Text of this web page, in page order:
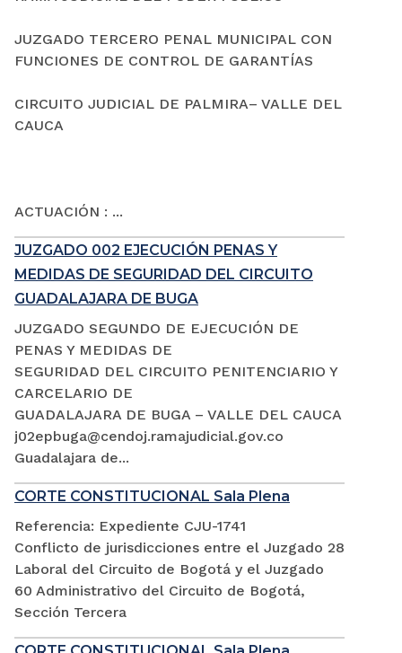
JUZGADO TERCERO PENAL MUNICIPAL CON
FUNCIONES DE CONTROL DE GARANTÍAS
CIRCUITO JUDICIAL DE PALMIRA– VALLE DEL
CAUCA
ACTUACIÓN : ...
JUZGADO 002 EJECUCIÓN PENAS Y
MEDIDAS DE SEGURIDAD DEL CIRCUITO
GUADALAJARA DE BUGA
JUZGADO SEGUNDO DE EJECUCIÓN DE
PENAS Y MEDIDAS DE
SEGURIDAD DEL CIRCUITO PENITENCIARIO Y
CARCELARIO DE
GUADALAJARA DE BUGA – VALLE DEL CAUCA
j02epbuga@cendoj.ramajudicial.gov.co
Guadalajara de...
CORTE CONSTITUCIONAL Sala Plena
Referencia: Expediente CJU-1741
Conflicto de jurisdicciones entre el Juzgado 28
Laboral del Circuito de Bogotá y el Juzgado
60 Administrativo del Circuito de Bogotá,
Sección Tercera